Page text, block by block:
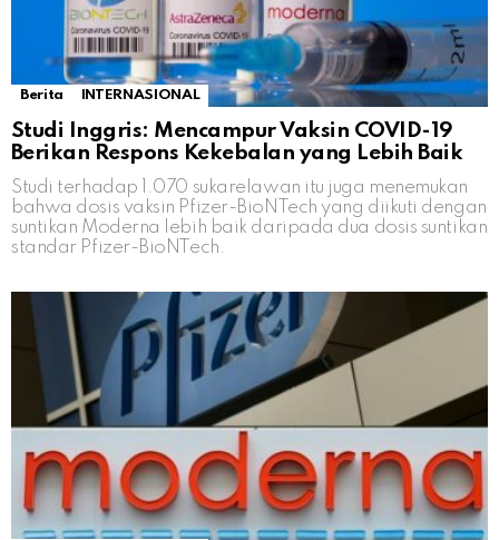
Berita INTERNASIONAL
Studi Inggris: Mencampur Vaksin COVID-19
Berikan Respons Kekebalan yang Lebih Baik
Studi terhadap 1.070 sukarelawan itu juga menemukan
bahwa dosis vaksin Pfizer-BioNTech yang diikuti dengan
suntikan Moderna lebih baik daripada dua dosis suntikan
standar Pfizer-BioNTech.